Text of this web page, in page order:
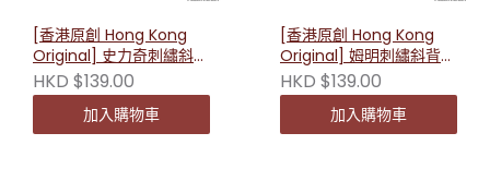
[香港原創 Hong Kong
Original] 史力奇刺繡斜背
包 231945
HKD $139.00
加入購物車
[香港原創 Hong Kong
Original] 姆明刺繡斜背包
231938
HKD $139.00
加入購物車